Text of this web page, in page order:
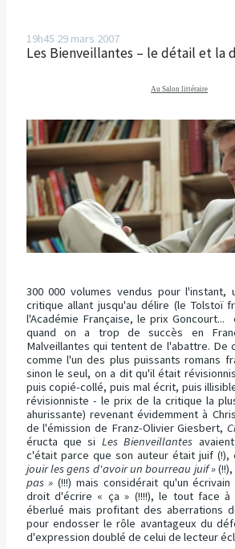
19h45 29 mars 2007
Les Bienveillantes – le détail et la
Au Salon littéraire
300 000 volumes vendus pour l'instant,
critique allant jusqu'au délire (le Tolstoï
l'Académie Française, le prix
quand on a trop de succès en
Malveillantes qui tentent de l'abattre. De
comme l'un des plus puissants romans
sinon le seul, on a dit qu'il était
puis copié-collé, puis mal écrit, puis
révisionniste - le prix de la critique la
ahurissante) revenant évidemment à
de l'émission de Franz-Olivier Giesbert,
éructa que si Les Bienveillantes
c'était parce que son auteur était juif (!),
jouir les gens d'avoir un bourreau juif »
pas » (!!!) mais considérait qu'un
droit d'écrire « ça » (!!!!), le tout face à
éberlué mais profitant des aberrations
pour endosser le rôle avantageux du
d'expression doublé de celui de lecteur